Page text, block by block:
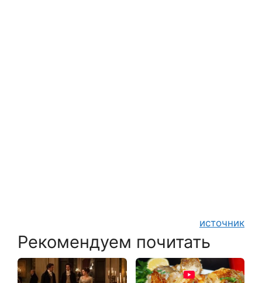
источник
Рекомендуем почитать